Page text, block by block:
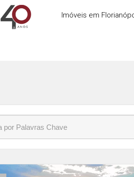
Imóveis em
»Praias em Florianópolis